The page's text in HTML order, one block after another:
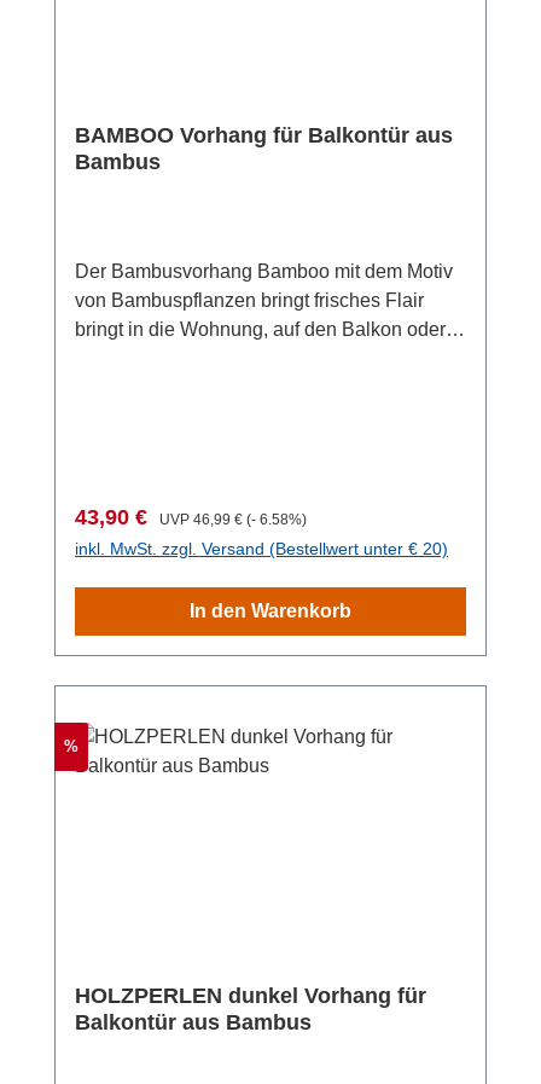
BAMBOO Vorhang für Balkontür aus
Bambus
Der Bambusvorhang Bamboo mit dem Motiv
von Bambuspflanzen bringt frisches Flair
bringt in die Wohnung, auf den Balkon oder
Wohnung. Der Vorhang ist einfach über der
Balkon- oder Terrassentür an zwei Haken
aufzuhängen.Er ist handgearbeitet und
besteht aus 65 Strängen. Außerdem kann er
Verkaufspreis:
43,90 € UVP Regulärer Preis:
46,99 € (- 6.58%)
inkl. MwSt. zzgl. Versand (Bestellwert unter € 20)
In den Warenkorb
Rabatt
%
HOLZPERLEN dunkel Vorhang für
Balkontür aus Bambus